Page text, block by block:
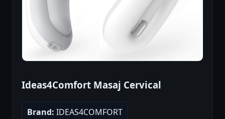
Ideas4Comfort Masaj Cervical
Brand: IDEAS4COMFORT